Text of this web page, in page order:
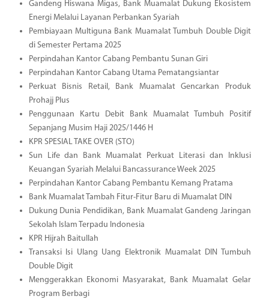
Gandeng Hiswana Migas, Bank Muamalat Dukung Ekosistem
Energi Melalui Layanan Perbankan Syariah
Pembiayaan Multiguna Bank Muamalat Tumbuh Double Digit
di Semester Pertama 2025
Perpindahan Kantor Cabang Pembantu Sunan Giri
Perpindahan Kantor Cabang Utama Pematangsiantar
Perkuat Bisnis Retail, Bank Muamalat Gencarkan Produk
Prohajj Plus
Penggunaan Kartu Debit Bank Muamalat Tumbuh Positif
Sepanjang Musim Haji 2025/1446 H
KPR SPESIAL TAKE OVER (STO)
Sun Life dan Bank Muamalat Perkuat Literasi dan Inklusi
Keuangan Syariah Melalui Bancassurance Week 2025
Perpindahan Kantor Cabang Pembantu Kemang Pratama
Bank Muamalat Tambah Fitur-Fitur Baru di Muamalat DIN
Dukung Dunia Pendidikan, Bank Muamalat Gandeng Jaringan
Sekolah Islam Terpadu Indonesia
KPR Hijrah Baitullah
Transaksi Isi Ulang Uang Elektronik Muamalat DIN Tumbuh
Double Digit
Menggerakkan Ekonomi Masyarakat, Bank Muamalat Gelar
Program Berbagi